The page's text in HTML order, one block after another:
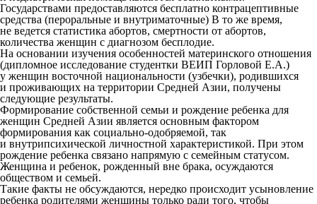
Государствами предоставляются бесплатно контрацептивные
средства (пероральные и внутриматочные) В то же время,
не ведется статистика абортов, смертности от абортов,
количества женщин с диагнозом бесплодие.
На основании изучения особенностей материнского отношения
(дипломное исследование студентки ВЕИП Горловой Е.А.)
у женщин восточной национальности (узбечки), родившихся
и проживающих на территории Средней Азии, получены
следующие результаты.
Формирование собственной семьи и рождение ребенка для
женщин Средней Азии является основным фактором
формирования как социально-одобряемой, так
и внутрипсихической личностной характеристикой. При этом
рождение ребенка связано напрямую с семейным статусом.
Женщина и ребенок, рожденный вне брака, осуждаются
обществом и семьей.
Такие факты не обсуждаются, нередко происходит усыновление
ребенка родителями женщины только ради того, чтобы